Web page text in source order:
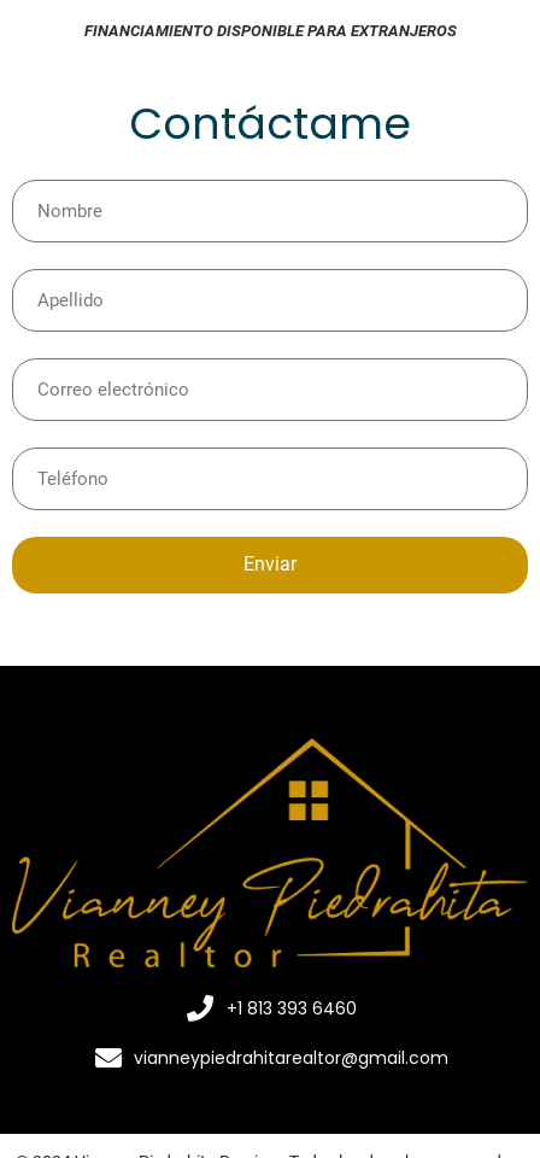
FINANCIAMIENTO DISPONIBLE PARA EXTRANJEROS
Contáctame
Enviar
+1 813 393 6460
vianneypiedrahitarealtor@gmail.com